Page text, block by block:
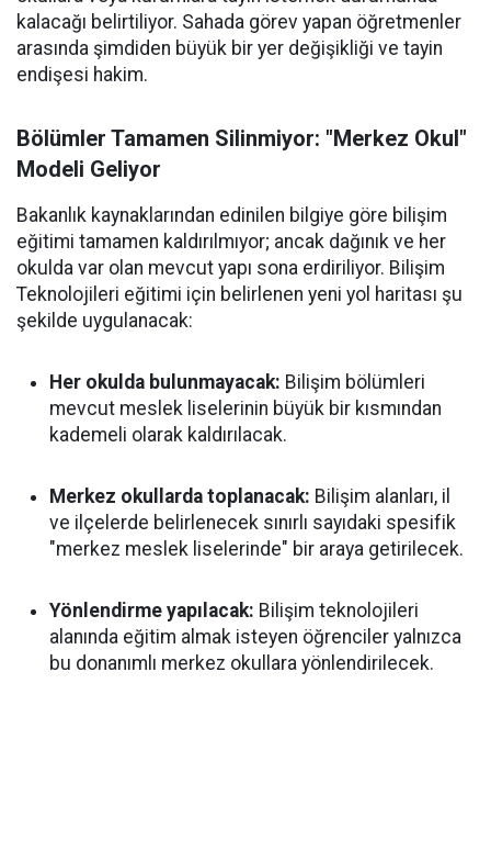
kalacağı belirtiliyor. Sahada görev yapan öğretmenler
arasında şimdiden büyük bir yer değişikliği ve tayin
endişesi hakim.
Bölümler Tamamen Silinmiyor: "Merkez Okul"
Modeli Geliyor
Bakanlık kaynaklarından edinilen bilgiye göre bilişim
eğitimi tamamen kaldırılmıyor; ancak dağınık ve her
okulda var olan mevcut yapı sona erdiriliyor. Bilişim
Teknolojileri eğitimi için belirlenen yeni yol haritası şu
şekilde uygulanacak:
Her okulda bulunmayacak: Bilişim bölümleri
mevcut meslek liselerinin büyük bir kısmından
kademeli olarak kaldırılacak.
Merkez okullarda toplanacak: Bilişim alanları, il
ve ilçelerde belirlenecek sınırlı sayıdaki spesifik
"merkez meslek liselerinde" bir araya getirilecek.
Yönlendirme yapılacak: Bilişim teknolojileri
alanında eğitim almak isteyen öğrenciler yalnızca
bu donanımlı merkez okullara yönlendirilecek.